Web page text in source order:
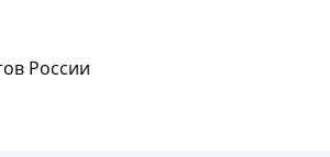
России